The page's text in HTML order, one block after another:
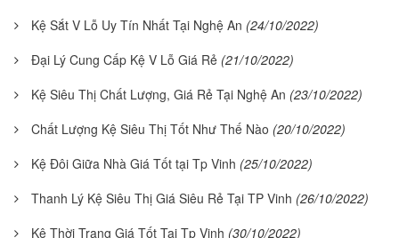
Kệ Sắt V Lỗ Uy Tín Nhất Tại Nghệ An (24/10/2022)
Đại Lý Cung Cấp Kệ V Lỗ Giá Rẻ (21/10/2022)
Kệ Siêu Thị Chất Lượng, Giá Rẻ Tại Nghệ An (23/10/2022)
Chất Lượng Kệ Siêu Thị Tốt Như Thế Nào (20/10/2022)
Kệ Đôi Giữa Nhà Giá Tốt tại Tp Vinh (25/10/2022)
Thanh Lý Kệ Siêu Thị Giá Siêu Rẻ Tại TP Vinh (26/10/2022)
Kệ Thời Trang Giá Tốt Tại Tp Vinh (30/10/2022)